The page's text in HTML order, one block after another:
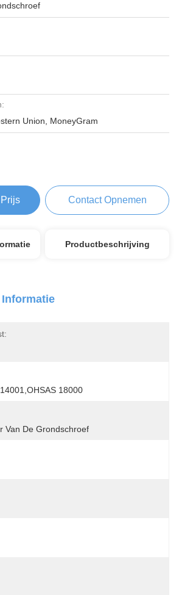
Union, MoneyGram
Contact Opnemen
Productbeschrijving
18000
Van De Grondschroef